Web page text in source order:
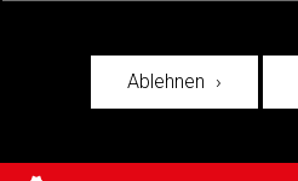
Ablehnen